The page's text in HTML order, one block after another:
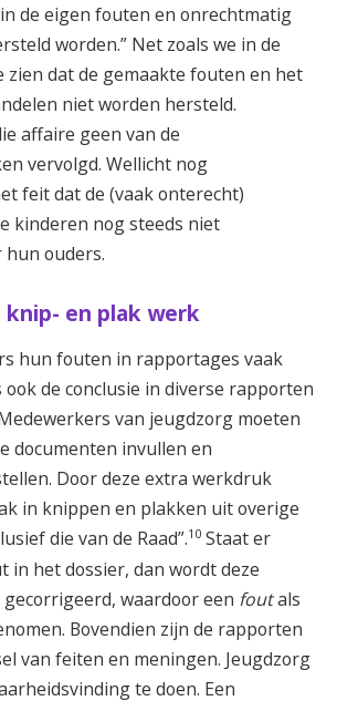
de eigen fouten en onrechtmatig
worden.” Net zoals we in de
zien dat de gemaakte fouten en het
niet worden hersteld.
affaire geen van de
vervolgd. Wellicht nog
feit dat de (vaak onterecht)
kinderen nog steeds niet
ouders.
en plak werk
hun fouten in rapportages vaak
de conclusie in diverse rapporten
van jeugdzorg moeten
documenten invullen en
Door deze extra werkdruk
in knippen en plakken uit overige
die van de Raad”.10 Staat er
in het dossier, dan wordt deze
waardoor een foutals
Bovendien zijn de rapporten
van feiten en meningen. Jeugdzorg
te doen. Een